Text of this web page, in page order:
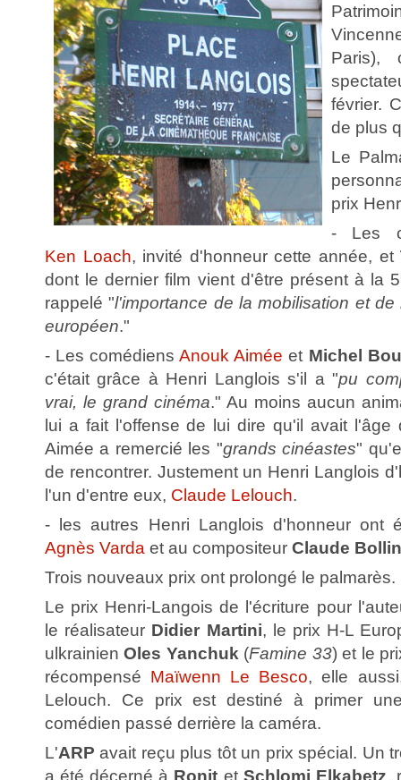
Paris),
février.
de plus
Le
prix
- Les
Ken Loach, invité d'honneur cette année, et
dont le dernier film vient d'être présent à la
rappelé "l'importance de la mobilisation et
européen."
- Les comédiensAnouk Aimée et Michel
c'était grâce à Henri Langlois s'il a "pu
vrai, le grand cinéma." Au moins aucun
lui a fait l'offense de lui dire qu'il avait l'âge
Aimée a remercié les "grands cinéastes"
de rencontrer. Justement un Henri Langlois
l'un d'entre eux, Claude Lelouch.
- les autres Henri Langlois d'honneur ont
Agnès Varda et au compositeur Claude
Trois nouveaux prix ont prolongé le palmarès.
Le prix Henri-Langois de l'écriture pour
le réalisateur Didier Martini, le prix H-L
ulkrainienOles Yanchuk (Famine 33) et le
récompensé Maïwenn Le Besco, elle
Lelouch. Ce prix est destiné à primer
comédien passé derrière la caméra.
L'ARPavait reçu plus tôt un prix spécial. Un
a été décerné à Ronit et Schlomi Elkabetz,